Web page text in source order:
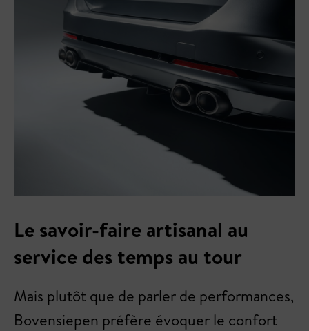
Le savoir-faire artisanal au
service des temps au tour
Mais plutôt que de parler de performances,
Bovensiepen préfère évoquer le confort